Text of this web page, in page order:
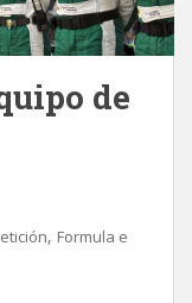
de
, Formula e